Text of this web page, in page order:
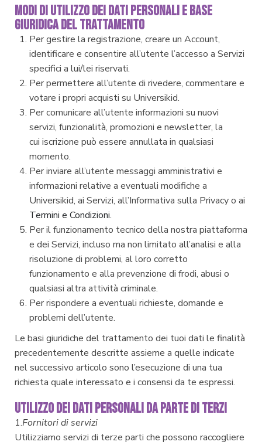
MODI DI UTILIZZO DEI DATI PERSONALI E BASE
GIURIDICA DEL TRATTAMENTO
Per gestire la registrazione, creare un Account,
identificare e consentire all’utente l’accesso a Servizi
specifici a lui/lei riservati.
Per permettere all’utente di rivedere, commentare e
votare i propri acquisti su Universikid.
Per comunicare all’utente informazioni su nuovi
servizi, funzionalità, promozioni e newsletter, la
cui iscrizione può essere annullata in qualsiasi
momento.
Per inviare all’utente messaggi amministrativi e
informazioni relative a eventuali modifiche a
Universikid, ai Servizi, all’Informativa sulla Privacy o ai
Termini e Condizioni.
Per il funzionamento tecnico della nostra piattaforma
e dei Servizi, incluso ma non limitato all’analisi e alla
risoluzione di problemi, al loro corretto
funzionamento e alla prevenzione di frodi, abusi o
qualsiasi altra attività criminale.
Per rispondere a eventuali richieste, domande e
problemi dell’utente.
Le basi giuridiche del trattamento dei tuoi dati le finalità
precedentemente descritte assieme a quelle indicate
nel successivo articolo sono l’esecuzione di una tua
richiesta quale interessato e i consensi da te espressi.
UTILIZZO DEI DATI PERSONALI DA PARTE DI TERZI
1.Fornitori di servizi
Utilizziamo servizi di terze parti che possono raccogliere